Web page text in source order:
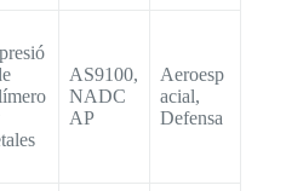
AS9100,
NADC
AP
Aeroesp
acial,
Defensa